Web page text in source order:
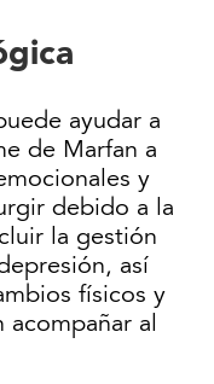
ayudar a
de Marfan a
y
debido a la
la gestión
así
físicos y
al